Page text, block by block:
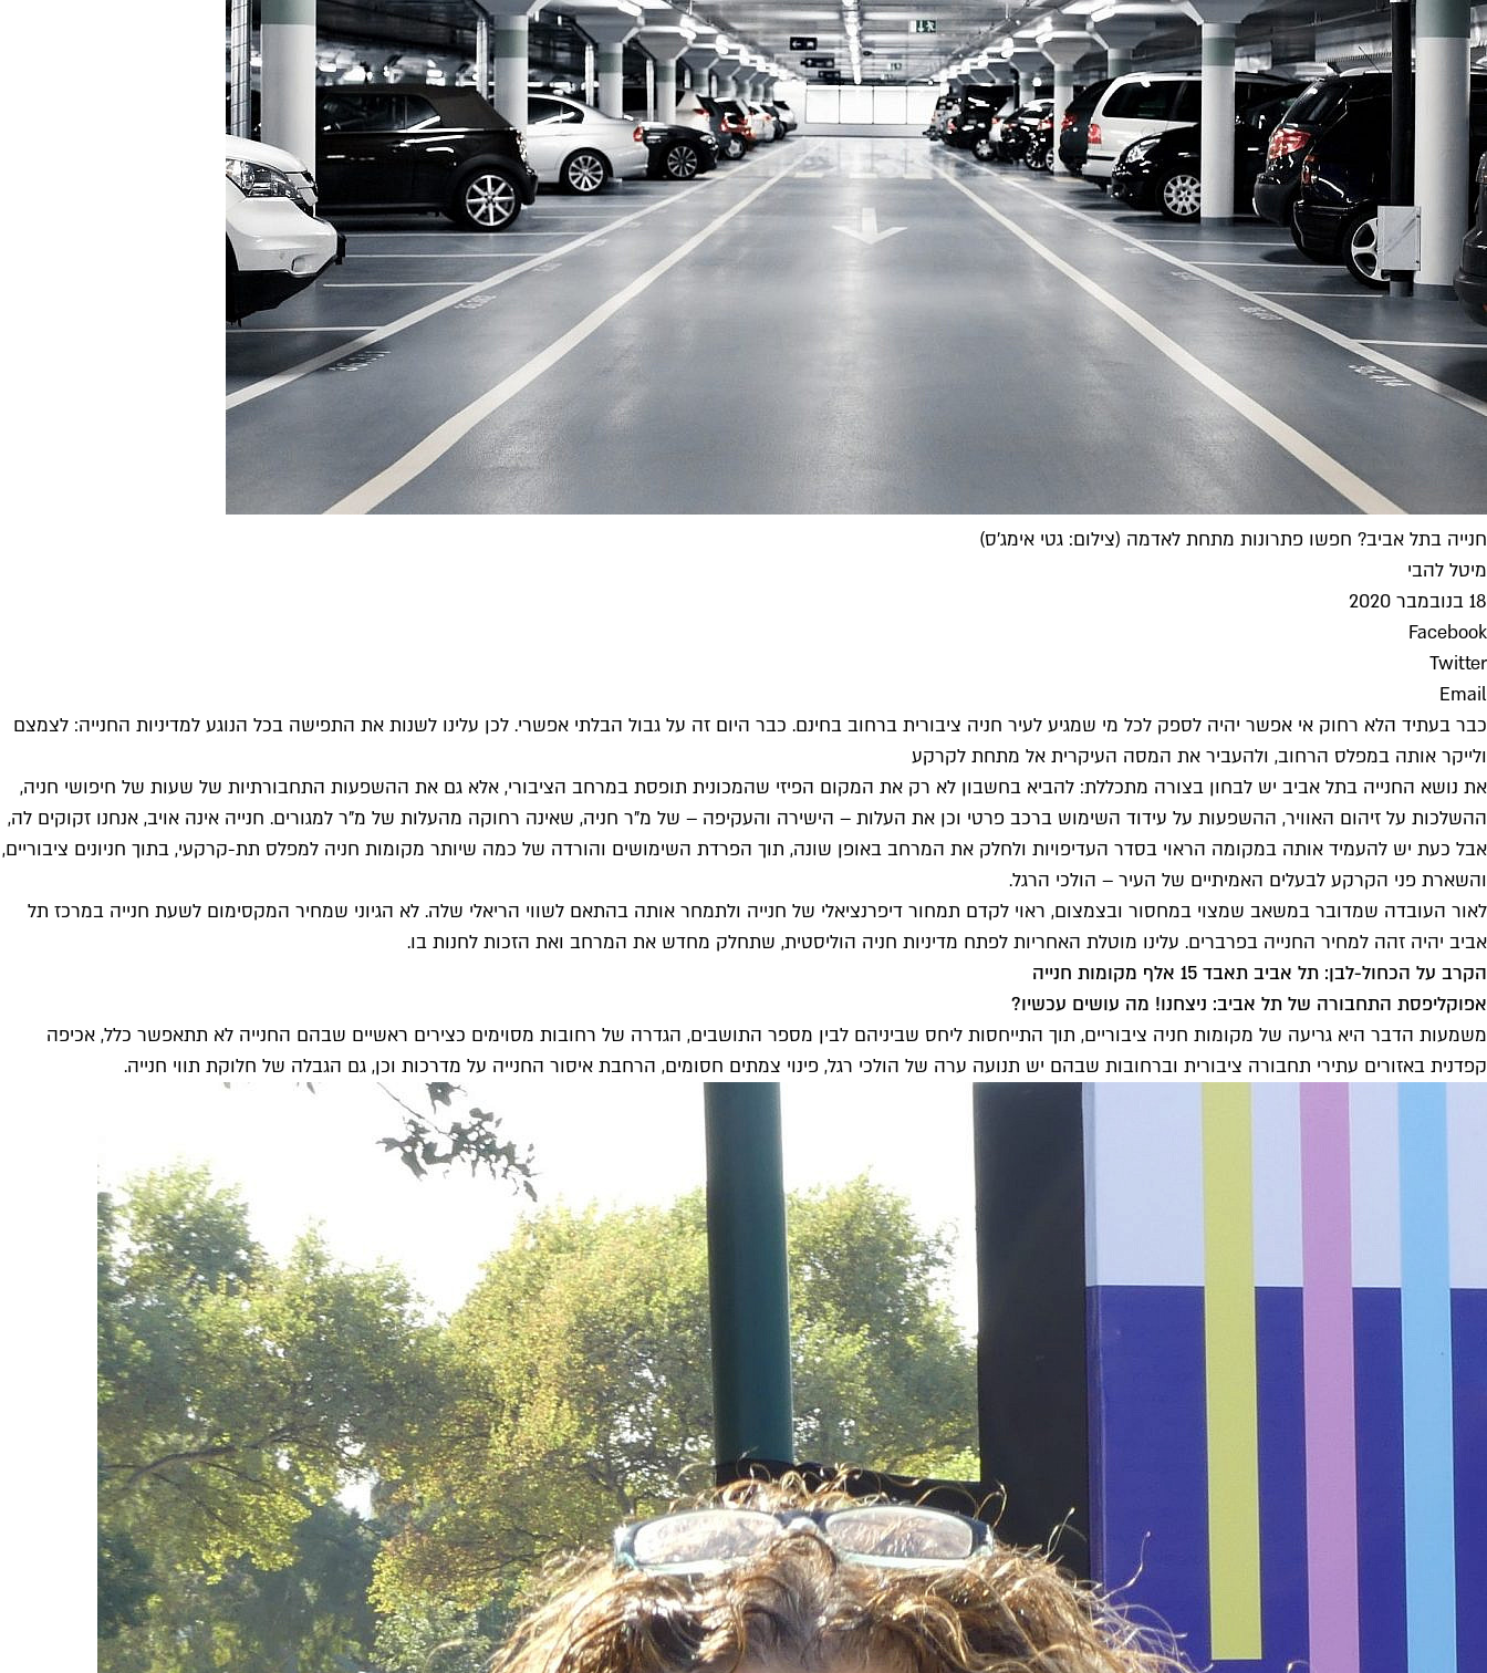
חנייה בתל אביב? חפשו פתרונות מתחת לאדמה (צילום: גטי אימג'ס)
מיטל להבי
18 בנובמבר 2020
Facebook
Twitter
Email
כבר בעתיד הלא רחוק אי אפשר יהיה לספק לכל מי שמגיע לעיר חניה ציבורית ברחוב בחינם. כבר היום זה על גבול הבלתי אפשרי. לכן עלינו לשנות את התפישה בכל הנוגע למדיניות החנייה: לצמצם
ולייקר אותה במפלס הרחוב, ולהעביר את המסה העיקרית אל מתחת לקרקע
את נושא החנייה בתל אביב יש לבחון בצורה מתכללת: להביא בחשבון לא רק את המקום הפיזי שהמכונית תופסת במרחב הציבורי, אלא גם את ההשפעות התחבורתיות של שעות של חיפושי חניה,
ההשלכות על זיהום האוויר, ההשפעות על עידוד השימוש ברכב פרטי וכן את העלות – הישירה והעקיפה – של מ"ר חניה, שאינה רחוקה מהעלות של מ"ר למגורים. חנייה אינה אויב, אנחנו זקוקים לה,
אבל כעת יש להעמיד אותה במקומה הראוי בסדר העדיפויות ולחלק את המרחב באופן שונה, תוך הפרדת השימושים והורדה של כמה שיותר מקומות חניה למפלס תת-קרקעי, בתוך חניונים ציבוריים,
והשארת פני הקרקע לבעלים האמיתיים של העיר – הולכי הרגל.
לאור העובדה שמדובר במשאב שמצוי במחסור ובצמצום, ראוי לקדם תמחור דיפרנציאלי של חנייה ולתמחר אותה בהתאם לשווי הריאלי שלה. לא הגיוני שמחיר המקסימום לשעת חנייה במרכז תל
אביב יהיה זהה למחיר החנייה בפרברים. עלינו מוטלת האחריות לפתח מדיניות חניה הוליסטית, שתחלק מחדש את המרחב ואת הזכות לחנות בו.
הקרב על הכחול-לבן: תל אביב תאבד 15 אלף מקומות חנייה
אפוקליפסת התחבורה של תל אביב: ניצחנו! מה עושים עכשיו?
משמעות הדבר היא גריעה של מקומות חניה ציבוריים, תוך התייחסות ליחס שביניהם לבין מספר התושבים, הגדרה של רחובות מסוימים כצירים ראשיים שבהם החנייה לא תתאפשר כלל, אכיפה
קפדנית באזורים עתירי תחבורה ציבורית וברחובות שבהם יש תנועה ערה של הולכי רגל, פינוי צמתים חסומים, הרחבת איסור החנייה על מדרכות וכן, גם הגבלה של חלוקת תווי חנייה.